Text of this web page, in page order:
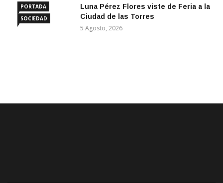
PORTADA
SOCIEDAD
Luna Pérez Flores viste de Feria a la
Ciudad de las Torres
5 Agosto, 2026